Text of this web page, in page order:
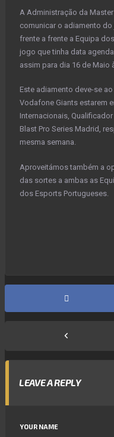
A Administração da
comunicar o adiamento
frente a frente a Equipa
jogo que tinha data
assim para dia 16 de Maio
Este adiamento deve-se
Vodafone Giants estarem
Internacionais,
Blast Pro Series Madrid,
mesma semana.
Aproveitámos também a
das sortes a ambas as
dos Esports Portugueses.
LEAVE A REPLY
YOUR NAME